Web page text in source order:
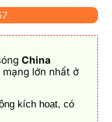
China
lớn nhất ở
kích hoạt, có